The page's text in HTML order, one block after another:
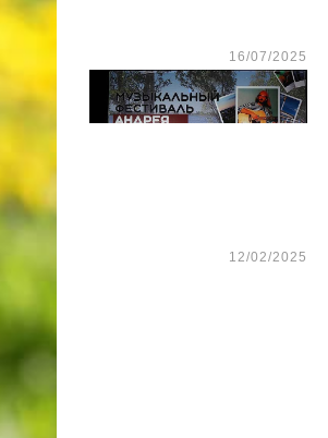
16/07/2025
12/02/2025